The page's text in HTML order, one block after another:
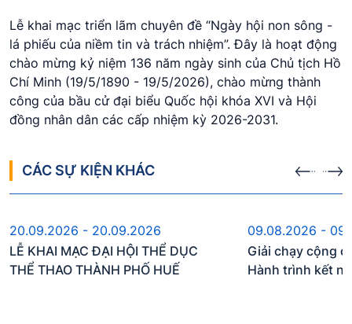
Lễ khai mạc triển lãm chuyên đề “Ngày hội non sông -
lá phiếu của niềm tin và trách nhiệm”. Đây là hoạt động
chào mừng kỷ niệm 136 năm ngày sinh của Chủ tịch Hồ
Chí Minh (19/5/1890 - 19/5/2026), chào mừng thành
công của bầu cử đại biểu Quốc hội khóa XVI và Hội
đồng nhân dân các cấp nhiệm kỳ 2026-2031.
CÁC SỰ KIỆN KHÁC
Sự kiện sắp diễn ra
20.09.2026 - 20.09.2026
LỄ KHAI MẠC ĐẠI HỘI THỂ DỤC
THỂ THAO THÀNH PHỐ HUẾ
Sự kiện
09.08.2026 -
Giải chạy cộng
Hành trình kết